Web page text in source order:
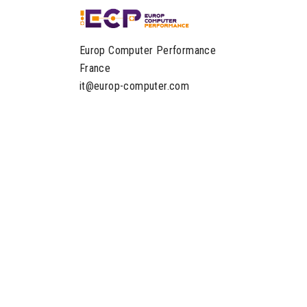
Europ Computer Performance
France
it@europ-computer.com